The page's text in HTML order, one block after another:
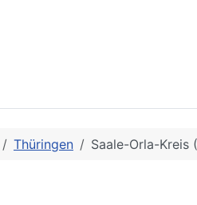
Thüringen Saale-Orla-Kreis